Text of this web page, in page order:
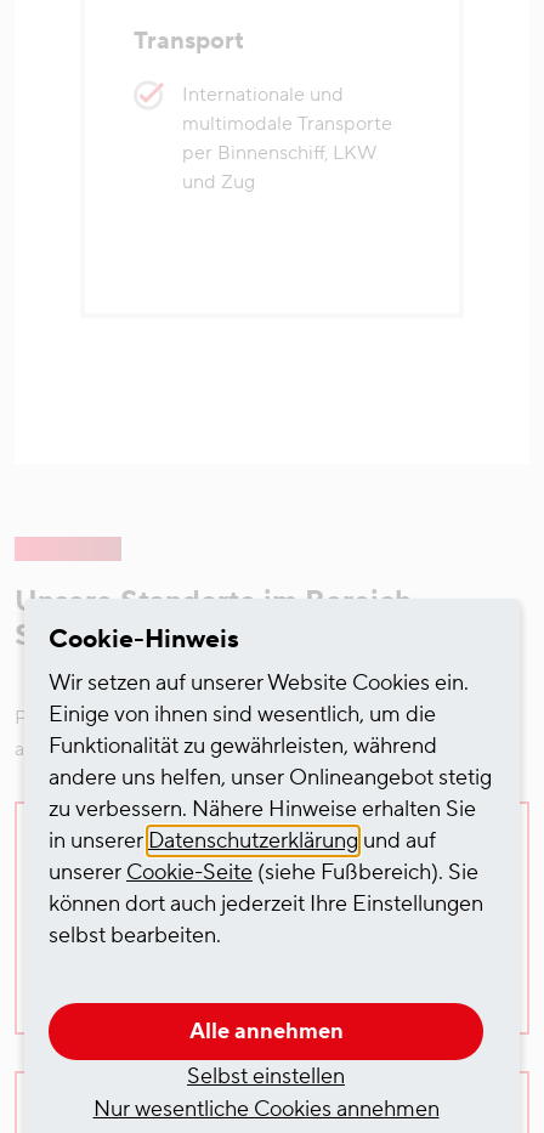
Transport
Internationale und
multimodale Transporte
per Binnenschiff, LKW
und Zug
Unsere Standorte im Bereich
Stückgutlogistik
Profitieren Sie von unserem starken Netzwerk aus perfekt
ausgerüsteten Standorten.
Berlin
Papierlogistik
Stückgutlogistik
Dresden
Cookie-Hinweis
Wir setzen auf unserer Website Cookies ein.
Einige von ihnen sind wesentlich, um die
Funktionalität zu gewährleisten, während
andere uns helfen, unser Onlineangebot stetig
zu verbessern. Nähere Hinweise erhalten Sie
in unserer Datenschutzerklärung und auf
unserer Cookie-Seite (siehe Fußbereich). Sie
können dort auch jederzeit Ihre Einstellungen
selbst bearbeiten.
Alle annehmen
Selbst einstellen
Nur wesentliche Cookies annehmen